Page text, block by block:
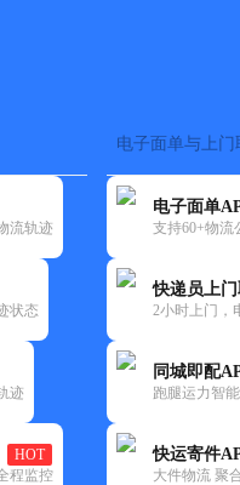
流轨迹
状态
迹
HOT
程监控
电子面单与上门
电子面单
支持60+物流
快递员上
2小时上门，
同城即配
跑腿运力智
快运寄件
大件物流 聚
大全 快递时效
司红旗区新职院